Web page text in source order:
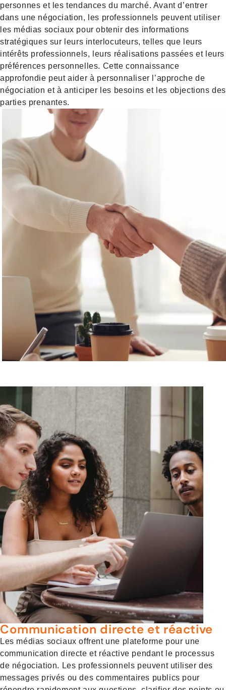
personnes et les tendances du marché. Avant d’entrer
dans une négociation, les professionnels peuvent utiliser
les médias sociaux pour obtenir des informations
stratégiques sur leurs interlocuteurs, telles que leurs
intérêts professionnels, leurs réalisations passées et leurs
préférences personnelles. Cette connaissance
approfondie peut aider à personnaliser l’approche de
négociation et à anticiper les besoins et les objections des
parties prenantes.
Communication directe et réactive
Les médias sociaux offrent une plateforme pour une
communication directe et réactive pendant le processus
de négociation. Les professionnels peuvent utiliser des
messages privés ou des commentaires publics pour